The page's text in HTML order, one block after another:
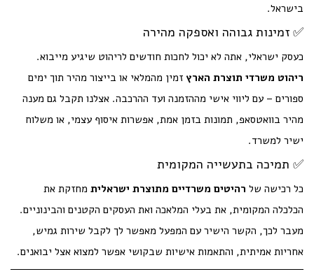
בישראל.
✅ זמינות גבוהה ואספקה מהירה
כעסק ישראלי, אתה לא יכול לחכות חודשים לריהוט שיגיע מייבוא.
ריהוט משרדי תוצרת הארץ זמין מהמלאי או בייצור מהיר תוך ימים
ספורים – עם ליווי אישי מההזמנה ועד ההרכבה. אצלנו תקבל גם מענה
מהיר בוואטסאפ, תמונות בזמן אמת, אפשרות איסוף עצמי, או משלוח
ישיר למשרד.
✅ תמיכה בתעשייה המקומית
כל רכישה של רהיטים משרדיים מתוצרת ישראלית מחזקת את
הכלכלה המקומית, את בעלי המלאכה ואת העסקים הקטנים והבינוניים.
מעבר לכך, הקשר הישיר עם המפעל מאפשר לך לקבל שירות גמיש,
אחריות אמיתית, והתאמות אישיות שבקושי אפשר למצוא אצל יבואנים.